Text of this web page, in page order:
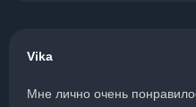
Vika
Мне лично очень